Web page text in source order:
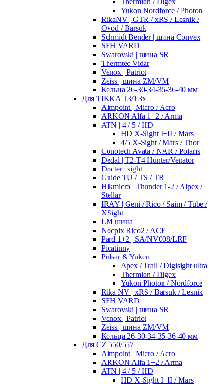
Thermion / Digex
Yukon Nordforce / Photon
RikaNV | GTR / xRS / Lesnik /
Ovod / Barsuk
Schmidt Bender | шина Convex
SFH VARD
Swarovski | шина SR
Thermtec Vidar
Venox | Patriot
Zeiss | шина ZM/VM
Кольца 26-30-34-35-36-40 мм
Для TIKKA T3/T3x
Aimpoint | Micro / Acro
ARKON Alfa 1+2 / Arma
ATN | 4 / 5 / HD
HD X-Sight I+II / Mars
4/5 X-Sight / Mars / Thor
Conotech Avata / NAR / Polaris
Dedal | T2-T4 Hunter/Venator
Docter | sight
Guide TU / TS / TR
Hikmicro | Thunder 1-2 / Alpex /
Stellar
IRAY | Geni / Rico / Saim / Tube /
XSight
LM шина
Nocpix Rico2 / ACE
Pard 1+2 | SA/NV008/LRF
Picatinny
Pulsar & Yukon
Apex / Trail / Digisight ultra
Thermion / Digex
Yukon Photon / Nordforce
Rika NV | xRS / Barsuk / Lesnik
SFH VARD
Swarovski | шина SR
Venox | Patriot
Zeiss | шина ZM/VM
Кольца 26-30-34-35-36-40 мм
Для CZ 550/557
Aimpoint | Micro / Acro
ARKON Alfa 1+2 / Arma
ATN | 4 / 5 / HD
HD X-Sight I+II / Mars